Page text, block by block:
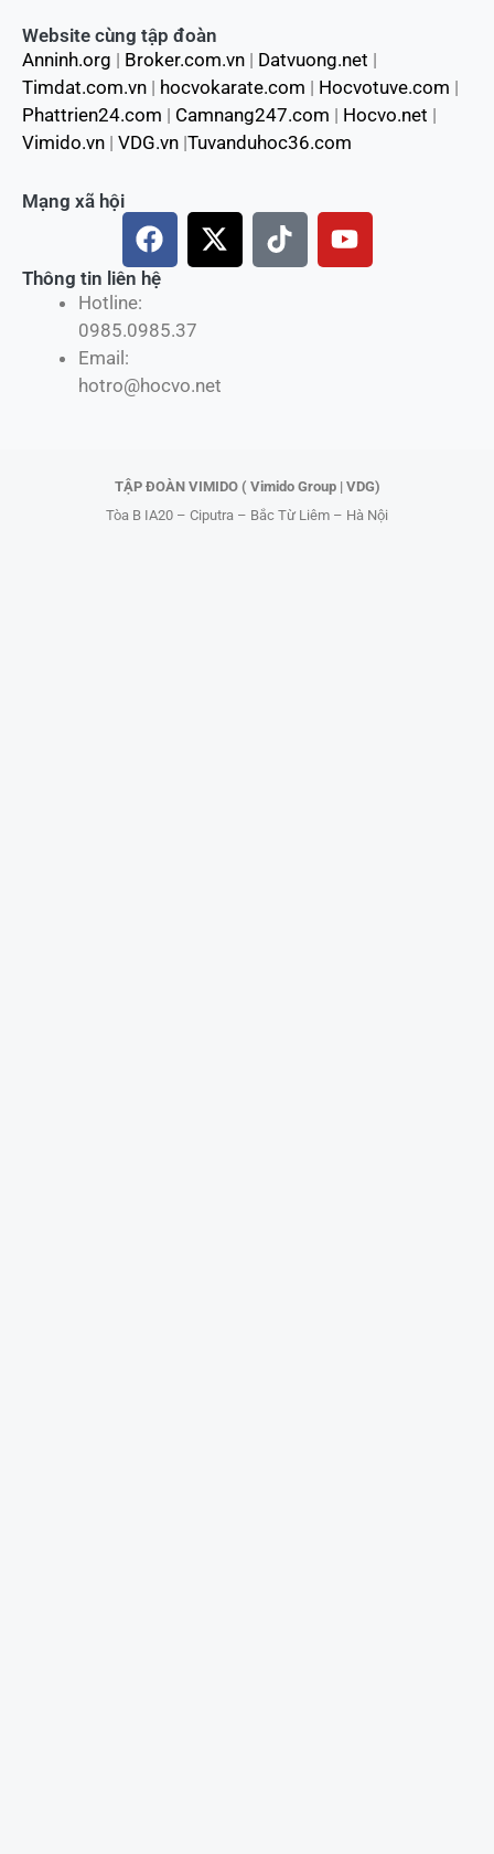
Website cùng tập đoàn
Anninh.org | Broker.com.vn | Datvuong.net |
Timdat.com.vn | hocvokarate.com | Hocvotuve.com |
Phattrien24.com | Camnang247.com | Hocvo.net |
Vimido.vn | VDG.vn |Tuvanduhoc36.com
Hotline:
0985.0985.37
Email:
hotro@hocvo.net
Mạng xã hội
F
a
c
b
o
X
-
t
T
i
Y
o
Thông tin liên hệ
TẬP ĐOÀN VIMIDO ( Vimido Group | VDG)
Tòa B IA20 – Ciputra – Bắc Từ Liêm – Hà Nội